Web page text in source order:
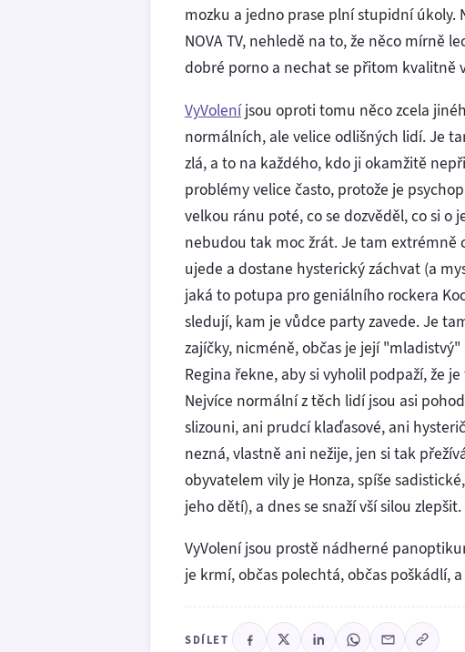
mozku a jedno prase plní stupidní úkoly.
NOVA TV, nehledě na to, že něco mírně
dobré porno a nechat se přitom kvalitně
VyVoleníjsou oproti tomu něco zcela
normálních, ale velice odlišných lidí. Je
zlá, a to na každého, kdo ji okamžitě
problémy velice často, protože je
velkou ránu poté, co se dozvěděl, co si
nebudou tak moc žrát. Je tam extrémně
ujede a dostane hysterický záchvat (a
jaká to potupa pro geniálního rockera
sledují, kam je vůdce party zavede. Je
zajíčky, nicméně, občas je její
Regina řekne, aby si vyholil podpaží, že
Nejvíce normální z těch lidí jsou asi
slizouni, ani prudcí klaďasové, ani
nezná, vlastně ani nežije, jen si tak
obyvatelem vily je Honza, spíše
jeho dětí), a dnes se snaží vší silou zlepšit.
VyVolení jsou prostě nádherné
je krmí, občas polechtá, občas poškádlí,
SDÍLET